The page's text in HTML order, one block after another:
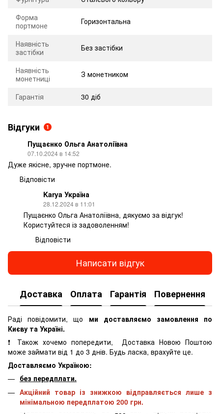
Форма
портмоне
Горизонтальна
Наявність
застібки
Без застібки
Наявність
монетниці
З монетником
Гарантія 30 діб
Відгуки 1
Пущаєнко Ольга Анатоліївна
07.10.2024 в 14:52
Дуже якісне, зручне портмоне.
Відповісти
Karya Україна
28.12.2024 в 11:01
Пущаєнко Ольга Анатоліївна, дякуємо за відгук!
Користуйтеся із задоволенням!
Відповісти
Написати відгук
Доставка Оплата Гарантія Повернення
Раді повідомити, що ми доставляємо замовлення по
Києву та Україні.
❗ Також хочемо попередити, Доставка Новою Поштою
може займати від 1 до 3 днів. Будь ласка, врахуйте це.
Доставляємо Україною:
без передплати.
Акційний товар із знижкою відправляється лише з
мінімальною передплатою 200 грн.